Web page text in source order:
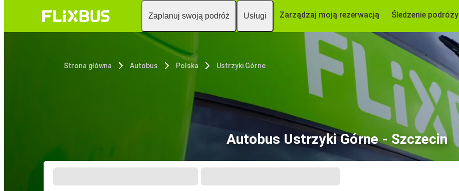
Zaplanuj swoją podróż Usługi Zarządzaj moją rezerwacją Śledzenie podróży
Strona główna Autobus Polska Ustrzyki Górne
Autobus Ustrzyki Górne - Szczecin